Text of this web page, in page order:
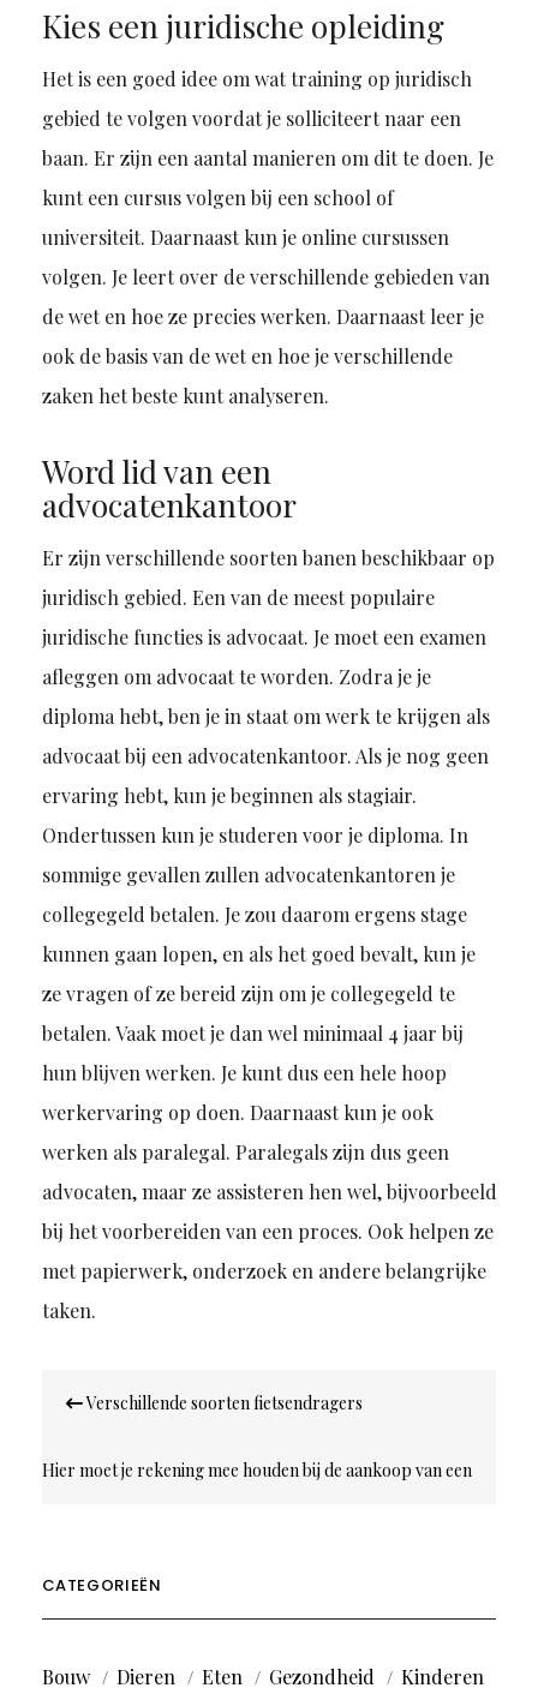
Kies een juridische opleiding
Het is een goed idee om wat training op juridisch
gebied te volgen voordat je solliciteert naar een
baan. Er zijn een aantal manieren om dit te doen. Je
kunt een cursus volgen bij een school of
universiteit. Daarnaast kun je online cursussen
volgen. Je leert over de verschillende gebieden van
de wet en hoe ze precies werken. Daarnaast leer je
ook de basis van de wet en hoe je verschillende
zaken het beste kunt analyseren.
Word lid van een
advocatenkantoor
Er zijn verschillende soorten banen beschikbaar op
juridisch gebied. Een van de meest populaire
juridische functies is advocaat. Je moet een examen
afleggen om advocaat te worden. Zodra je je
diploma hebt, ben je in staat om werk te krijgen als
advocaat bij een advocatenkantoor. Als je nog geen
ervaring hebt, kun je beginnen als stagiair.
Ondertussen kun je studeren voor je diploma. In
sommige gevallen zullen advocatenkantoren je
collegegeld betalen. Je zou daarom ergens stage
kunnen gaan lopen, en als het goed bevalt, kun je
ze vragen of ze bereid zijn om je collegegeld te
betalen. Vaak moet je dan wel minimaal 4 jaar bij
hun blijven werken. Je kunt dus een hele hoop
werkervaring op doen. Daarnaast kun je ook
werken als paralegal. Paralegals zijn dus geen
advocaten, maar ze assisteren hen wel, bijvoorbeeld
bij het voorbereiden van een proces. Ook helpen ze
met papierwerk, onderzoek en andere belangrijke
taken.
navigatie
Verschillende soorten fietsendragers
Hier moet je rekening mee houden bij de aankoop van een
CATEGORIEËN
Bouw Dieren Eten Gezondheid Kinderen